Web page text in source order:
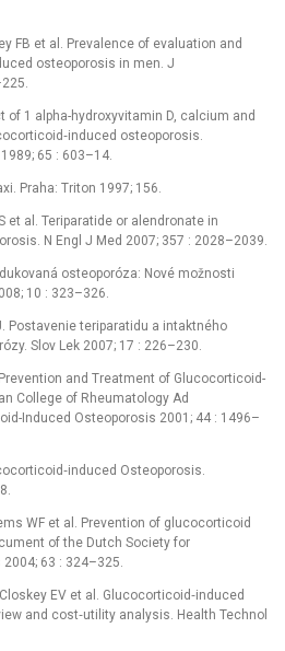
FB et al. Prevalence of evaluation and
osteoporosis in men. J
of 1 alpha-hydroxyvitamin D, calcium and
osteoporosis.
65 : 603–14.
Praha: Triton 1997; 156.
et al. Teriparatide or alendronate in
N Engl J Med 2007; 357 : 2028–2039.
osteoporóza: Nové možnosti
10 : 323–326.
Postavenie teriparatidu a intaktného
Slov Lek 2007; 17 : 226–230.
and Treatment of Glucocorticoid-
College of Rheumatology Ad
Induced Osteoporosis 2001; 44 : 1496–
Osteoporosis.
WF et al. Prevention of glucocorticoid
of the Dutch Society for
63 : 324–325.
EV et al. Glucocorticoid‑induced
and cost‑utility analysis. Health Technol